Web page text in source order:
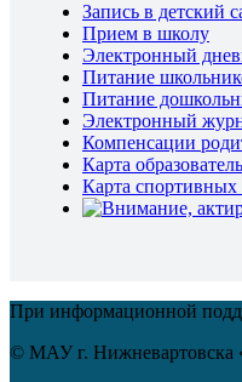
Запись в детский
Прием в школу
Электронный
Питание
Питание
Электронный
Компенсации
Карта
Карта спортивных
При информационной
© МАУ г. Нижневартовска